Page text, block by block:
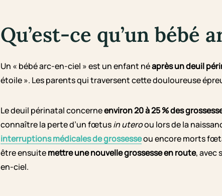
Qu’est-ce qu’un bébé
Un « bébé arc-en-ciel » est un enfant néaprès un deuil
étoile ». Les parents qui traversent cette douloureuse
Le deuil périnatal concerneenviron 20 à 25 % des
connaître la perte d’un fœtusin uteroou lors de la
interruptions médicales de grossesseou encore morts
être ensuitemettre une nouvelle grossesse en route, avec
en-ciel.